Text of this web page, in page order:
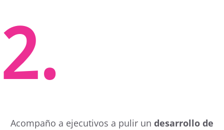
2.
Acompaño a ejecutivos a pulir un desarrollo de